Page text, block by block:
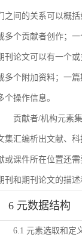
之间的关系可以概
多个贡献者创作；
刊论文可以有一个
多个附加资料；一
个操作信息。
贡献者/机构元素
集汇编析出文献、
或课件所在位置还
刊和期刊论文的描
6 元数据结构
6.1 元素选取和定